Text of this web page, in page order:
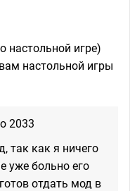
настольной игре)
настольной игры
2033
так как я ничего
уже больно его
отдать мод в